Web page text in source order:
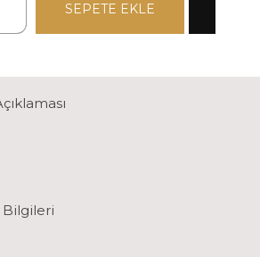
SEPETE EKLE
Bilgileri